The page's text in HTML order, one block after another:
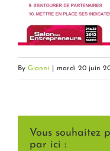
By Gianni mardi 20 juin
Vous souhaitez
par ici :